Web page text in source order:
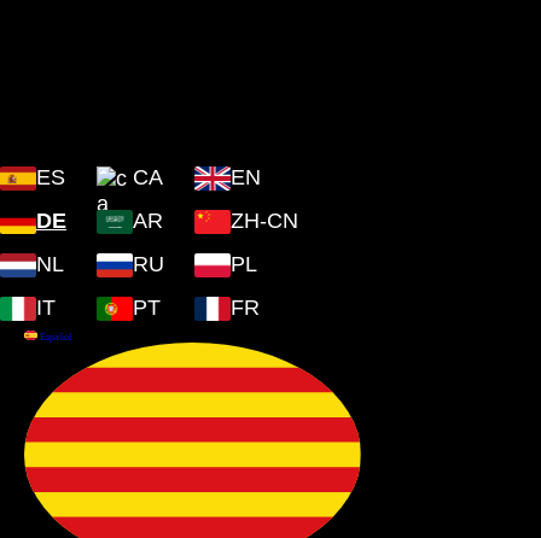
ES CA
EN
DE
AR
ZH-CN
NL
RU
PL
IT
PT FR